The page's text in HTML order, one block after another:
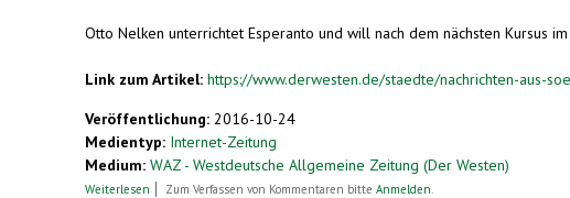
Otto Nelken unterrichtet Esperanto und will nach dem nächsten Kursus
Link zum Artikel: https://www.derwesten.de/staedte/nachrichten-aus-
Veröffentlichung: 2016-10-24
Medientyp: Internet-Zeitung
Medium: WAZ - Westdeutsche Allgemeine Zeitung (Der Westen)
Weiterlesen über Dem Bedeutungsverlust entgegentreten
Zum Verfassen von Kommentaren bitte Anmelden.